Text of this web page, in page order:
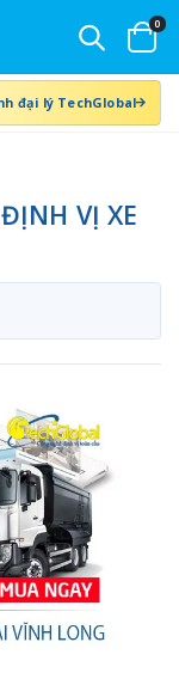
0
đại lý TechGlobal
VỊ XE